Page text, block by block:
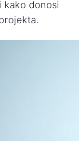
kako donosi